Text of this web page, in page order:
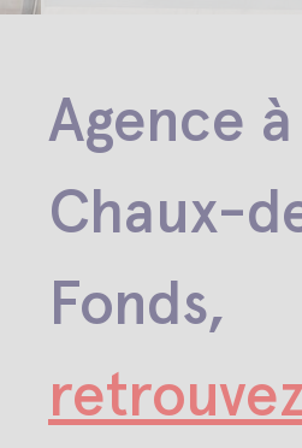
Agence
Chaux-
Fonds,